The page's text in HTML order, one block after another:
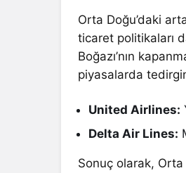
Orta Doğu’daki
ticaret politikaları
Boğazı’nın
piyasalarda
United Airlines:
Delta Air Lines:
Sonuç olarak,